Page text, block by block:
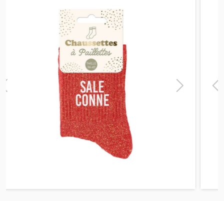
Next